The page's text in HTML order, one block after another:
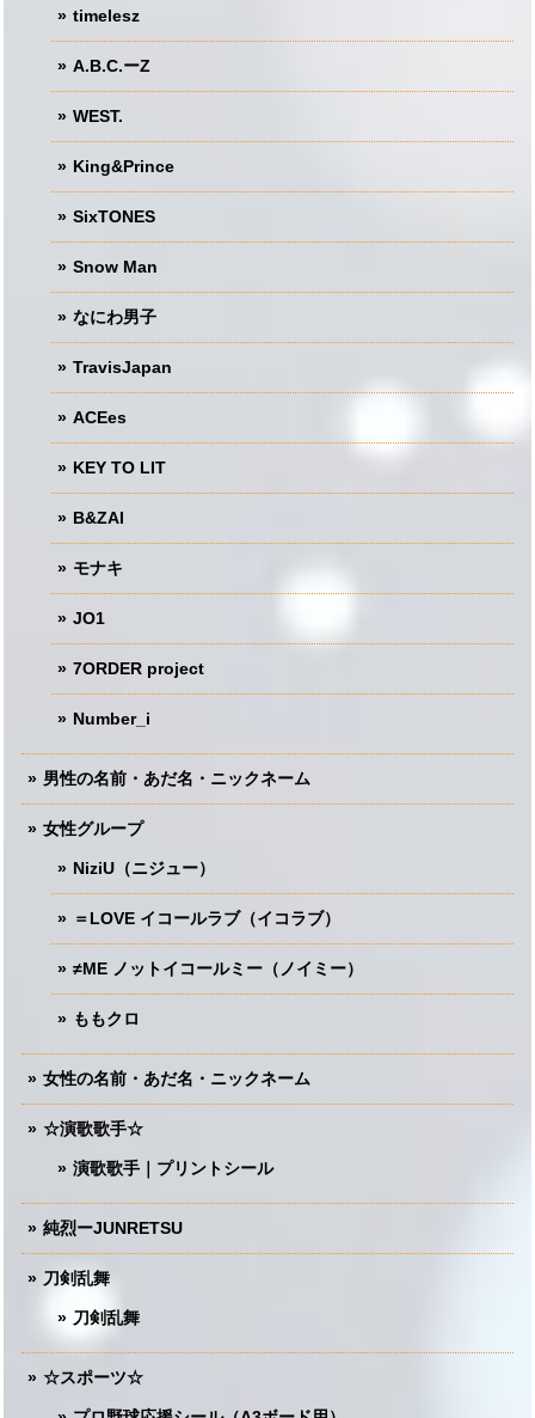
timelesz
A.B.C.ーZ
WEST.
King&Prince
SixTONES
Snow Man
なにわ男子
TravisJapan
ACEes
KEY TO LIT
B&ZAI
モナキ
JO1
7ORDER project
Number_i
男性の名前・あだ名・ニックネーム
女性グループ
NiziU（ニジュー）
＝LOVE イコールラブ（イコラブ）
≠ME ノットイコールミー（ノイミー）
ももクロ
女性の名前・あだ名・ニックネーム
☆演歌歌手☆
演歌歌手｜プリントシール
純烈ーJUNRETSU
刀剣乱舞
刀剣乱舞
☆スポーツ☆